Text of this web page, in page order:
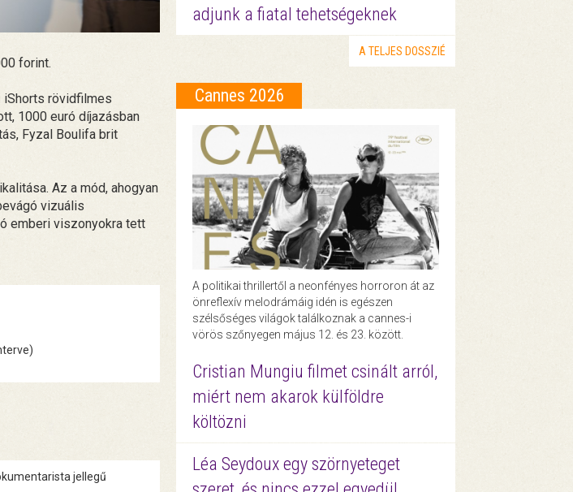
forint.
iShorts rövidfilmes
1000 euró díjazásban
Fyzal Boulifa brit
Az a mód, ahogyan
vizuális
emberi viszonyokra tett
jellegű
adjunk a fiatal tehetségeknek
A TELJES DOSSZIÉ
Cannes 2026
A politikai thrillertől a neonfényes horroron át az
önreflexív melodrámáig idén is egészen
szélsőséges világok találkoznak a cannes-i
vörös szőnyegen május 12. és 23. között.
Cristian Mungiu filmet csinált arról,
miért nem akarok külföldre
költözni
Léa Seydoux egy szörnyeteget